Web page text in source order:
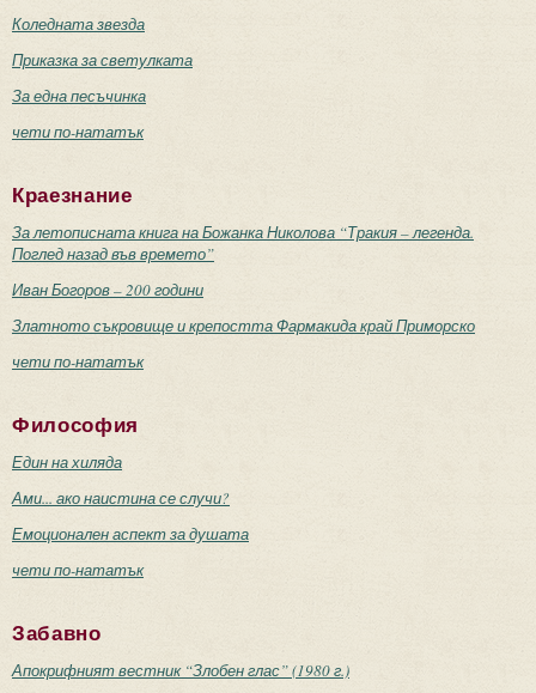
Коледната звезда
Приказка за светулката
За една песъчинка
чети по-нататък
Краезнание
За летописната книга на Божанка Николова “Тракия – легенда.
Поглед назад във времето”
Иван Богоров – 200 години
Златното съкровище и крепостта Фармакида край Приморско
чети по-нататък
Философия
Един на хиляда
Ами... ако наистина се случи?
Емоционален аспект за душата
чети по-нататък
Забавно
Апокрифният вестник “Злобен глас” (1980 г.)